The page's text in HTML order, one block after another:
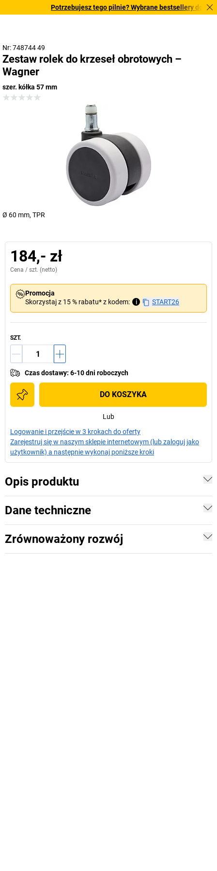
Potrzebujesz tego pilnie? Wybrane bestsellery
Nr: 748744 49
Zestaw rolek do krzeseł obrotowych –
Wagner
szer. kółka 57 mm
Ø 60 mm, TPR
184,- zł
Cena / szt. (netto)
Promocja
Skorzystaj z 15 % rabatu* z kodem:
i START26
SZT.
Czas dostawy: 6-10 dni roboczych
DO KOSZYKA
Lub
Logowanie i przejście w 3 krokach do oferty
Zarejestruj się w naszym sklepie internetowym (lub zaloguj jako
użytkownik) a następnie wykonaj poniższe kroki
Opis produktu
Dane techniczne
Zrównoważony rozwój